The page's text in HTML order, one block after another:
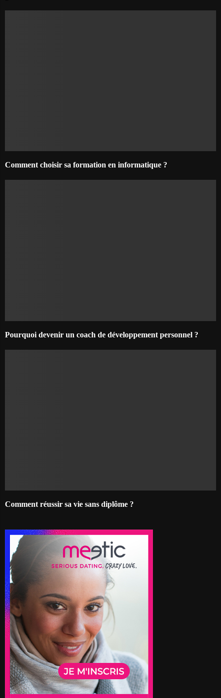
Comment choisir sa formation en informatique ?
Pourquoi devenir un coach de développement personnel ?
Comment réussir sa vie sans diplôme ?